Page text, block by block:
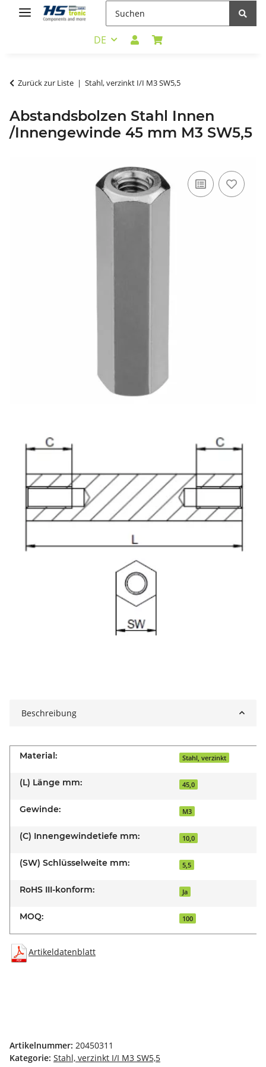
DE
Zurück zur Liste Stahl, verzinkt I/I M3 SW5,5
Abstandsbolzen Stahl Innen
/Innengewinde 45 mm M3 SW5,5
Beschreibung
Material: Stahl, verzinkt
(L) Länge mm: 45,0
Gewinde: M3
(C) Innengewindetiefe mm: 10,0
(SW) Schlüsselweite mm: 5,5
RoHS III-konform: Ja
MOQ: 100
Artikeldatenblatt
Artikelnummer: 20450311
Kategorie: Stahl, verzinkt I/I M3 SW5,5